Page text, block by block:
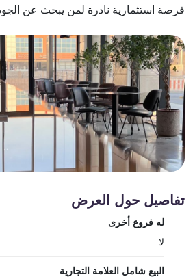
فرصة استثمارية نادرة لمن يبحث عن
تفاصيل حول العرض
له فروع أخرى
لا
البيع شامل العلامة التجارية